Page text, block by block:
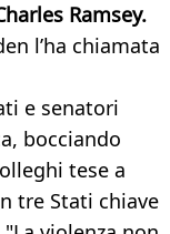
Ramsey.
l’ha chiamata
e senatori
bocciando
tese a
tre Stati chiave